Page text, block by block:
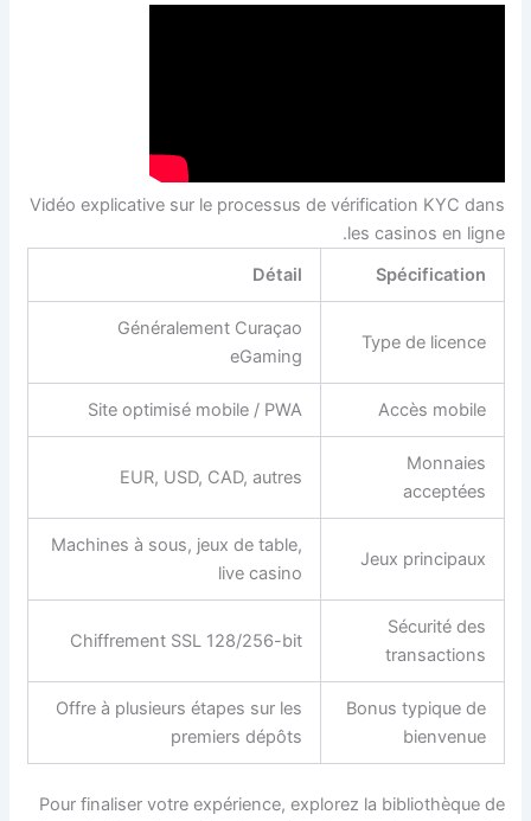
Vidéo explicative sur le processus de vérification KYC dans
les casinos en ligne.
Spécification
Détail
Type de licence
Généralement Curaçao
eGaming
Accès mobile
Site optimisé mobile / PWA
Monnaies
acceptées
EUR, USD, CAD, autres
Jeux principaux
Machines à sous, jeux de table,
live casino
Sécurité des
transactions
Chiffrement SSL 128/256-bit
Bonus typique de
bienvenue
Offre à plusieurs étapes sur les
premiers dépôts
Pour finaliser votre expérience, explorez la bibliothèque de